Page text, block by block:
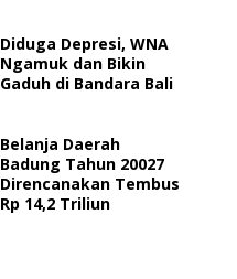
Diduga Depresi, WNA
Ngamuk dan Bikin
Gaduh di Bandara Bali
Belanja Daerah
Badung Tahun 20027
Direncanakan Tembus
Rp 14,2 Triliun